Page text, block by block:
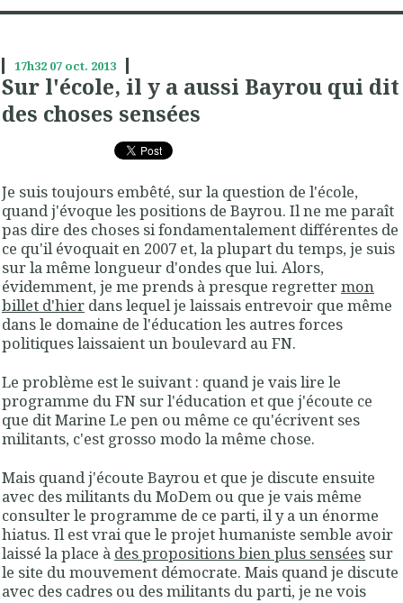
17h32 07 oct. 2013
Sur l'école, il y a aussi Bayrou qui dit
des choses sensées
Je suis toujours embêté, sur la question de l'école,
quand j'évoque les positions de Bayrou. Il ne me paraît
pas dire des choses si fondamentalement différentes de
ce qu'il évoquait en 2007 et, la plupart du temps, je suis
sur la même longueur d'ondes que lui. Alors,
évidemment, je me prends à presque regrettermon
billet d'hier dans lequel je laissais entrevoir que même
dans le domaine de l'éducation les autres forces
politiques laissaient un boulevard au FN.
Le problème est le suivant : quand je vais lire le
programme du FN sur l'éducation et que j'écoute ce
que dit Marine Le pen ou même ce qu'écrivent ses
militants, c'est grosso modo la même chose.
Mais quand j'écoute Bayrou et que je discute ensuite
avec des militants du MoDem ou que je vais même
consulter le programme de ce parti, il y a un énorme
hiatus. Il est vrai que le projet humaniste semble avoir
laissé la place à des propositions bien plus sensées sur
le site du mouvement démocrate. Mais quand je discute
avec des cadres ou des militants du parti, je ne vois